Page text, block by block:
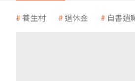
養生村 退休金 自書遺